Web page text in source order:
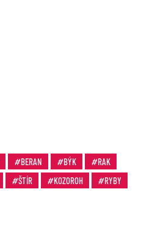
BERAN BÝK
RAK
ŠTÍR KOZOROH
RYBY